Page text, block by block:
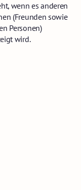
wenn es anderen
(Freunden sowie
Personen)
wird.